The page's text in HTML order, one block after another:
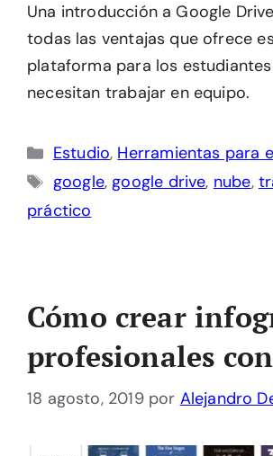
Una introducción a Google
todas las ventajas que ofrece
plataforma para los
necesitan trabajar en equipo.
Categorías
Estudio, Herramientas para
Etiquetas
google,google drive, nube,
práctico
Cómo crear
profesionales
18 agosto, 2019 por Alejandro